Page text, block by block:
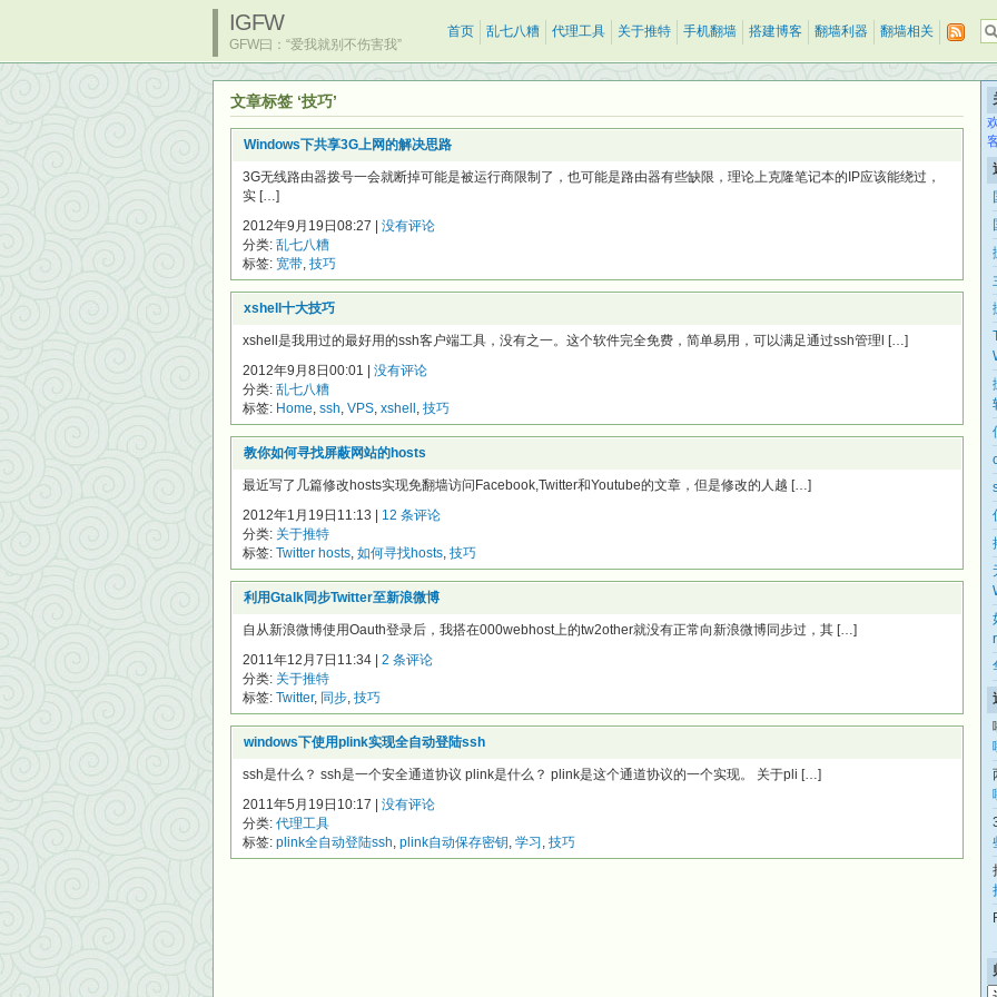
IGFW
GFW曰：“爱我就别不伤害我”
首页 乱七八糟 代理工具 关于推特 手机翻墙 搭建博客 翻墙利器 翻墙相关
文章标签 ‘技巧’
Windows下共享3G上网的解决思路
3G无线路由器拨号一会就断掉可能是被运行商限制了，也可能是路由器有些缺限，理论上克隆笔记本的IP应该能绕过，
实 […]
2012年9月19日08:27 | 没有评论
分类: 乱七八糟
标签: 宽带, 技巧
xshell十大技巧
xshell是我用过的最好用的ssh客户端工具，没有之一。这个软件完全免费，简单易用，可以满足通过ssh管理l […]
2012年9月8日00:01 | 没有评论
分类: 乱七八糟
标签: Home, ssh, VPS, xshell , 技巧
教你如何寻找屏蔽网站的hosts
最近写了几篇修改hosts实现免翻墙访问Facebook,Twitter和Youtube的文章，但是修改的人越 […]
2012年1月19日11:13 | 12 条评论
分类: 关于推特
标签: Twitter hosts, 如何寻找hosts, 技巧
利用Gtalk同步Twitter至新浪微博
自从新浪微博使用Oauth登录后，我搭在000webhost上的tw2other就没有正常向新浪微博同步过，其 […]
2011年12月7日11:34 | 2 条评论
分类: 关于推特
标签: Twitter, 同步, 技巧
windows下使用plink实现全自动登陆ssh
ssh是什么？ ssh是一个安全通道协议 plink是什么？ plink是这个通道协议的一个实现。 关于pli […]
2011年5月19日10:17 | 没有评论
分类: 代理工具
标签: plink全自动登陆ssh, plink自动保存密钥, 学习 , 技巧